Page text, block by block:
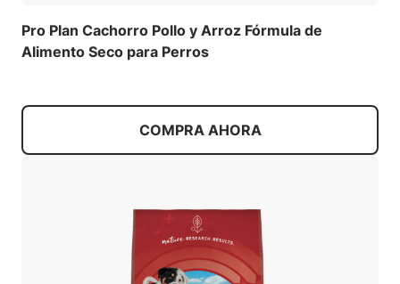
Pro Plan Cachorro Pollo y Arroz Fórmula de
Alimento Seco para Perros
COMPRA AHORA